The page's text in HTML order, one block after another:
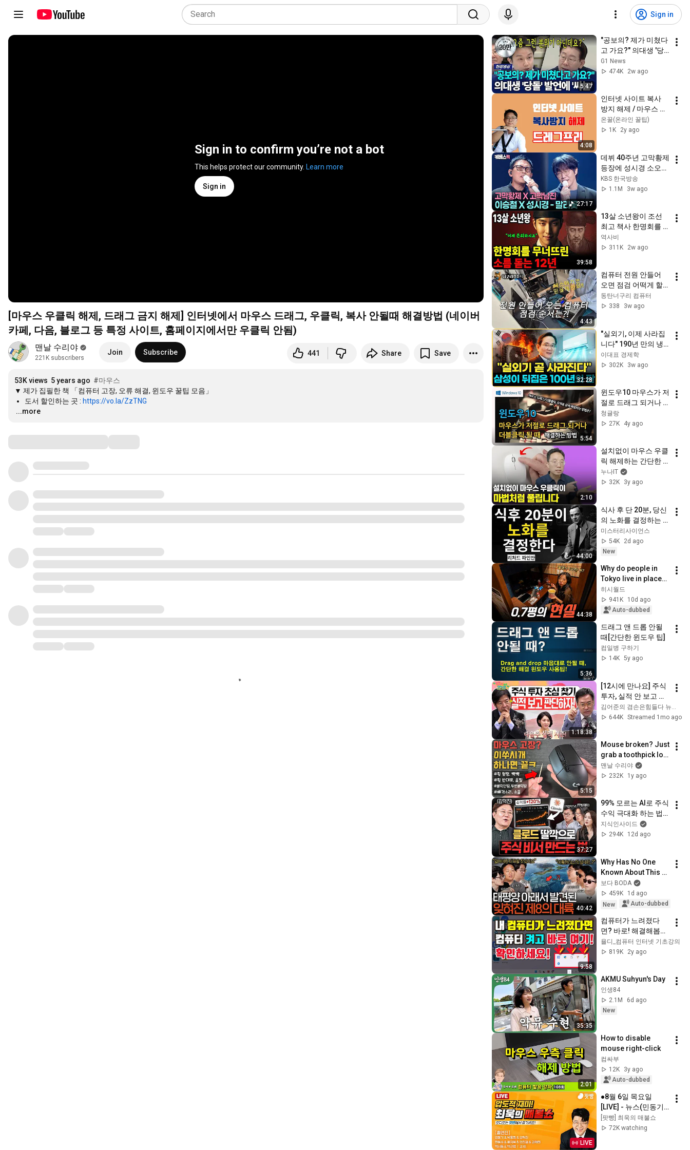
Sign in
Sign in to confirm you’re not a bot
This helps protect our community. Learn more
Sign in
[마우스 우클릭 해제, 드래그 금지 해제] 인터넷에서 마우스 드래그, 우클릭, 복사 안될때 해결방법 (네이버
카페, 다음, 블로그 등 특정 사이트, 홈페이지에서만 우클릭 안됨)
맨날 수리야
221K subscribers
Join Subscribe 441 Share Save
53K views 5 years ago #마우스
도서 할인하는 곳 : https://vo.la/ZzTNG
…
...more
5:47
"공보의? 제가 미쳤다
고 가요?" 의대생 '당
돌' 발언에 '싸늘'  [G1
현장영상]
G1 News
474K
2w ago
4:08
인터넷 사이트 복사
방지 해제 / 마우스 우
클릭 방지 해제 / 퍼나
르기 금지 해제 / 드레
온꿀(온라인 꿀팁)
1K
2y ago
27:17
데뷔 40주년 고막황제
등장에 성시경 소오름
🥰 역대급 발라드 듀
엣 성사 #성시경의고
KBS 한국방송
1.1M
3w ago
39:58
13살 소년왕이 조선
최고 책사 한명회를
손끝 하나 안 대고 무
너뜨린 방법 | 조선왕
야기 |  조선역사 | 조
선왕  | 시니어역사
역사비
311K
2w ago
4:43
컴퓨터 전원 안들어
오면 점검 어떡게 할
까?? 너구리 점검순서
공유~ #동탄컴퓨터수
앤PC#동탄컴퓨터조
립
동탄너구리 컴퓨터
338
3w ago
32:28
"실외기, 이제 사라집
니다" 190년 만의 냉
각 혁명, 미국·일본이
못 푼 걸 삼성이 해냈
이대표 경제학
302K
3w ago
5:54
윈도우10 마우스가 저
절로 드래그 되거나
더블클릭 될 때 해결
방법
청귤랑
27K
4y ago
2:10
설치없이 마우스 우클
릭 해제하는 간단한
방법
누나IT
32K
3y ago
44:00
식사 후 단 20분, 당신
의 노화를 결정하는
시간 | 파인만의 설명 |
과학다큐
미스터리사이언스
54K
2d ago
New
44:38
Why do people in
Tokyo live in places
like this instead of a
real home?
히시월드
941K
10d ago
Auto-dubbed
5:36
드래그 앤 드롭 안될
때[간단한 윈도우 팁]
컴일병 구하기
14K 5y ago
1:18:38
[12시에 만나요] 주식
투자, 실적 안 보고 하
는 사람 없겠지? 다음
주 실적 시즌 개봉 박
요일
644K Streamed 1mo ago
5:15
Mouse broken? Just
grab a toothpick lol
#MouseWheelGlitch
#MouseWheelRever
ing ...
맨날 수리야
232K
1y ago
37:27
99% 모르는 AI로 주식
수익 극대화 하는 법
ㅣ대외비 EP.29
지식인사이드
294K
12d ago
40:42
Why Has No One
Known About This
Massive Continent
Until Now? | Seeing
Science EP.209
보다 BODA
459K
1d ago
New
Auto-dubbed
9:58
컴퓨터가 느려졌다
면? 바로! 해결해봅시
다! 컴맹도 할 수 있어
요!
욜디_컴퓨터 인터넷 기초강의
819K
2y ago
35:35
AKMU Suhyun's Day
인생84
2.1M
6d ago
New
2:01
How to disable
mouse right-click
컴싸부
12K
3y ago
Auto-dubbed
LIVE
●8월 6일 목요일
[LIVE] - 뉴스(민동기,
박동희,오혁진,한동
수,봉지욱,안진걸,김
[팟빵] 최욱의 매불쇼
72K watching